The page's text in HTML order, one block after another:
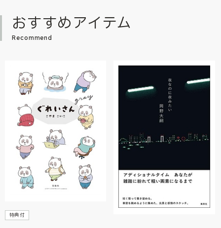
おすすめアイテム
Recommend
特典付